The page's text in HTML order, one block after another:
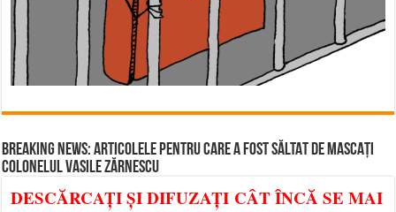
BREAKING NEWS: ARTICOLELE PENTRU CARE A FOST SĂLTAT DE MASCAȚI
COLONELUL VASILE ZĂRNESCU
DESCĂRCAȚI ȘI DIFUZAȚI CÂT ÎNCĂ SE MAI